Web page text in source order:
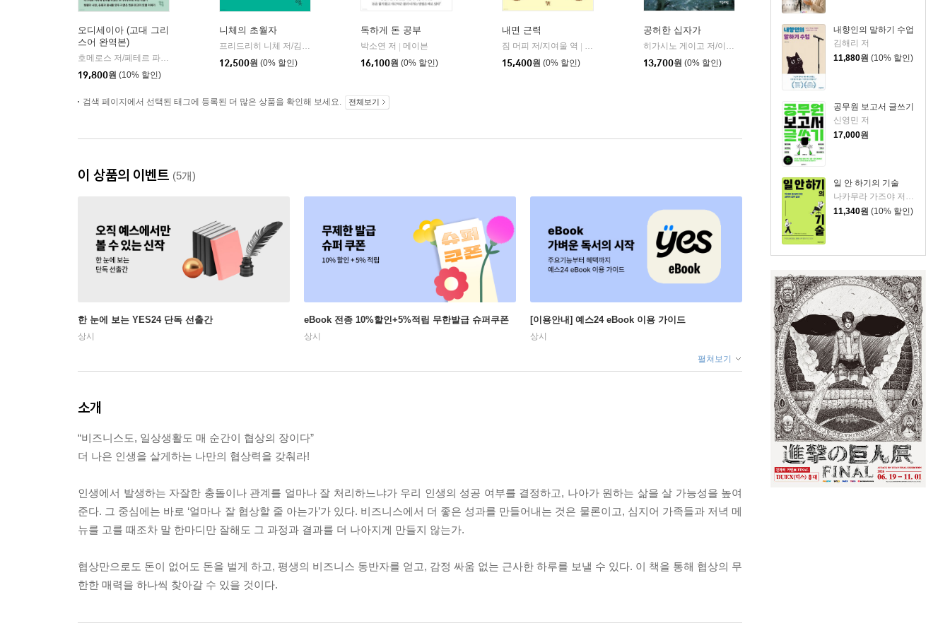
내향인의 말하기 수업
김해리 저
11,880원 (10% 할인)
공무원 보고서 글쓰기
신영민 저
17,000원
일 안 하기의 기술
나카무라 가즈야 저/김수빈 역
11,340원 (10% 할인)
오디세이아 (고대 그리
스어 완역본)
| 현대지성
19,800원 (10% 할인)
니체의 초월자
12,500원 (0% 할인)
독하게 돈 공부
박소연 저 | 메이븐
16,100원 (0% 할인)
내면 근력
짐 머피 저/지여울 역 |
15,400원 (0% 할인)
공허한 십자가
자음과모음
13,700원 (0% 할인)
검색 페이지에서 선택된 태그에 등록된 더 많은 상품을 확인해 보세요. 전체보기
이 상품의 이벤트 (5개)
한 눈에 보는 YES24 단독 선출간
상시
eBook 전종 10%할인+5%적립 무한발급 슈퍼쿠폰
상시
[이용안내] 예스24 eBook 이용 가이드
상시
펼쳐보기
소개
“비즈니스도, 일상생활도 매 순간이 협상의 장이다”
더 나은 인생을 살게하는 나만의 협상력을 갖춰라!
인생에서 발생하는 자잘한 충돌이나 관계를 얼마나 잘 처리하느냐가 우리 인생의 성공 여부를 결정하고, 나아가 원하는 삶을 살 가능성을 높여
준다. 그 중심에는 바로 ‘얼마나 잘 협상할 줄 아는가’가 있다. 비즈니스에서 더 좋은 성과를 만들어내는 것은 물론이고, 심지어 가족들과 저녁 메
뉴를 고를 때조차 말 한마디만 잘해도 그 과정과 결과를 더 나아지게 만들지 않는가.
협상만으로도 돈이 없어도 돈을 벌게 하고, 평생의 비즈니스 동반자를 얻고, 감정 싸움 없는 근사한 하루를 보낼 수 있다. 이 책을 통해 협상의 무
한한 매력을 하나씩 찾아갈 수 있을 것이다.